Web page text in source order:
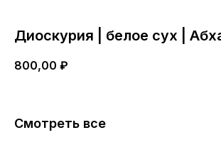
Диоскурия | белое сух |
800,00 ₽
Смотреть все